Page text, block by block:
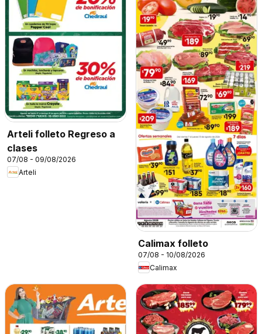
Arteli folleto Regreso a
clases
07/08 - 09/08/2026
Arteli
Calimax folleto
07/08 - 10/08/2026
Calimax